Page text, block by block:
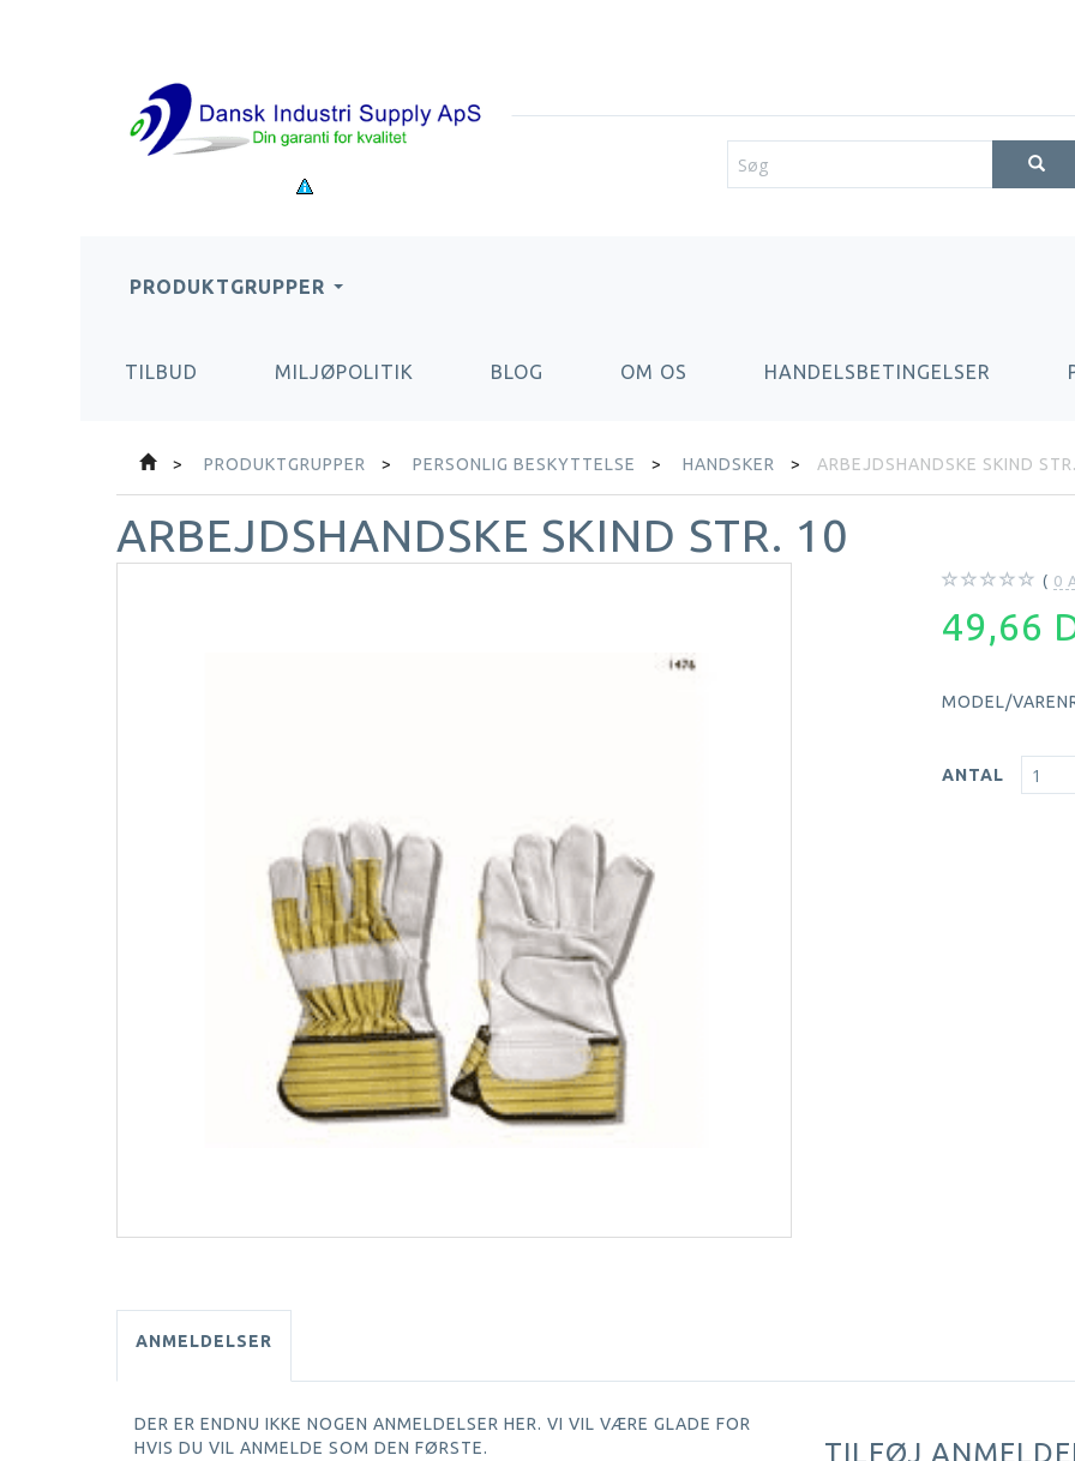
PRODUKTGRUPPER
TILBUD MILJØPOLITIK BLOG OM OS HANDELSBETINGELSER
PRODUKTGRUPPER PERSONLIG BESKYTTELSE HANDSKER ARBEJDSHANDSKE SKIND
ARBEJDSHANDSKE SKIND STR. 10
0
49,66
MODEL/
ANTAL
ANMELDELSER
DER ER ENDNU IKKE NOGEN ANMELDELSER HER. VI VIL VÆRE GLADE FOR
HVIS DU VIL ANMELDE SOM DEN FØRSTE.
TILFØJ